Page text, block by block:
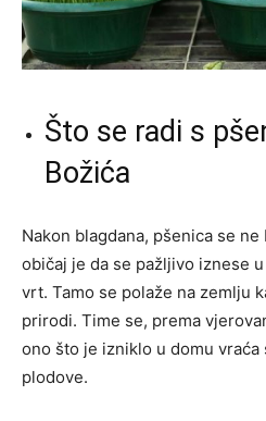
Što se radi s
Božića
Nakon blagdana, pšenica se
običaj je da se pažljivo iznese
vrt. Tamo se polaže na zemlju
prirodi. Time se, prema
ono što je izniklo u domu
plodove.